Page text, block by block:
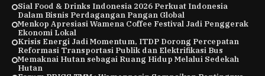
Sial Food & Drinks Indonesia 2026 Perkuat Indonesia
Dalam Bisnis Perdagangan Pangan Global
Menkop Apresiasi Wamena Coffee Festival Jadi Penggerak
Ekonomi Lokal
Krisis Energi Jadi Momentum, ITDP Dorong Percepatan
Reformasi Transportasi Publik dan Elektrifikasi Bus
Memaknai Hutan sebagai Ruang Hidup Melalui Sedekah
Hutan